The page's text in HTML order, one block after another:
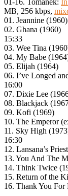
MB, 256 kbps,
01. Jeannine (1960)
02. Ghana (1960)
15:33
03. Wee Tina
04. My Babe
05. Elijah (1964)
06. I’ve Longed
16:00
07. Dixie Lee
08. Blackjack
09. Kofi (1969)
10. The Emperor
11. Sky High
16:30
12. Lansana’s
13. You And The
14. Think Twice
15. Return of the
16. Thank You